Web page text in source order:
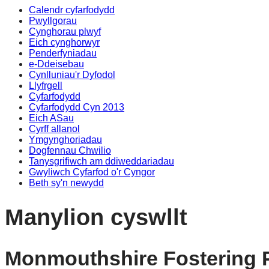
Calendr cyfarfodydd
Pwyllgorau
Cynghorau plwyf
Eich cynghorwyr
Penderfyniadau
e-Ddeisebau
Cynlluniau'r Dyfodol
Llyfrgell
Cyfarfodydd
Cyfarfodydd Cyn 2013
Eich ASau
Cyrff allanol
Ymgynghoriadau
Dogfennau Chwilio
Tanysgrifiwch am ddiweddariadau
Gwyliwch Cyfarfod o'r Cyngor
Beth sy'n newydd
Manylion cyswllt
Monmouthshire Fostering